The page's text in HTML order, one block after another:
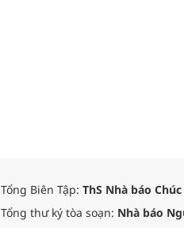
Tổng Biên Tập: ThS Nhà báo
Tổng thư ký tòa soạn: Nhà báo